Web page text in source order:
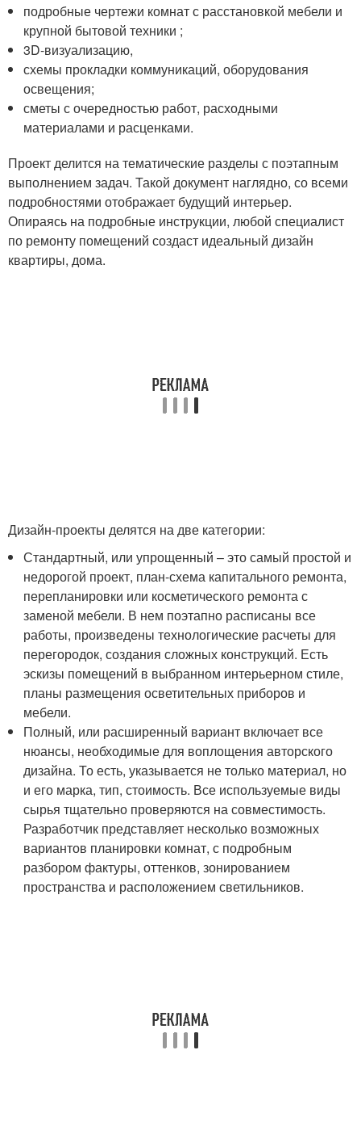
подробные чертежи комнат с расстановкой мебели и
крупной бытовой техники ;
3D-визуализацию,
схемы прокладки коммуникаций, оборудования
освещения;
сметы с очередностью работ, расходными
материалами и расценками.
Проект делится на тематические разделы с поэтапным
выполнением задач. Такой документ наглядно, со всеми
подробностями отображает будущий интерьер.
Опираясь на подробные инструкции, любой специалист
по ремонту помещений создаст идеальный дизайн
квартиры, дома.
Дизайн-проекты делятся на две категории:
Стандартный, или упрощенный – это самый простой и
недорогой проект, план-схема капитального ремонта,
перепланировки или косметического ремонта с
заменой мебели. В нем поэтапно расписаны все
работы, произведены технологические расчеты для
перегородок, создания сложных конструкций. Есть
эскизы помещений в выбранном интерьерном стиле,
планы размещения осветительных приборов и
мебели.
Полный, или расширенный вариант включает все
нюансы, необходимые для воплощения авторского
дизайна. То есть, указывается не только материал, но
и его марка, тип, стоимость. Все используемые виды
сырья тщательно проверяются на совместимость.
Разработчик представляет несколько возможных
вариантов планировки комнат, с подробным
разбором фактуры, оттенков, зонированием
пространства и расположением светильников.